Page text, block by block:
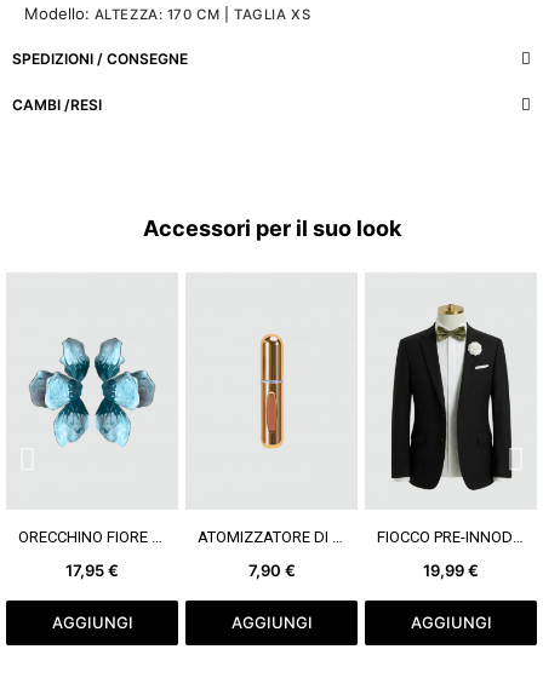
Modello: ALTEZZA: 170 CM | TAGLIA XS
SPEDIZIONI / CONSEGNE
CAMBI /RESI
Accessori per il suo look
VEDI DI PIÙ
17,95 €
AGGIUNGI
VEDI DI PIÙ
7,90 €
AGGIUNGI
VEDI DI PIÙ
19,99 €
AGGIUNGI